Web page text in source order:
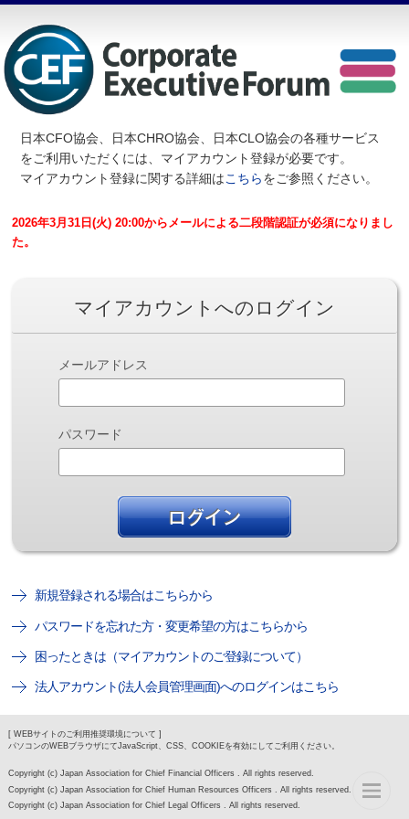
日本CFO協会、日本CHRO協会、日本CLO協会の各種サービス
をご利用いただくには、マイアカウント登録が必要です。
マイアカウント登録に関する詳細はこちらをご参照ください。
2026年3月31日(火) 20:00からメールによる二段階認証が必須になりまし
た。
マイアカウントへのログイン
メールアドレス
パスワード
新規登録される場合はこちらから
パスワードを忘れた方・変更希望の方はこちらから
困ったときは（マイアカウントのご登録について）
法人アカウント(法人会員管理画面)へのログインはこちら
[ WEBサイトのご利用推奨環境について ]
パソコンのWEBブラウザにてJavaScript、CSS、COOKIEを有効にしてご利用ください。
Copyright (c) Japan Association for Chief Financial Officers . All rights reserved.
Copyright (c) Japan Association for Chief Human Resources Officers . All rights reserved.
Copyright (c) Japan Association for Chief Legal Officers . All rights reserved.